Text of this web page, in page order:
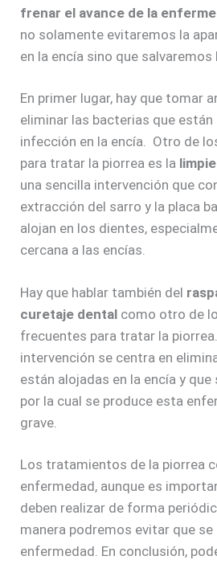
frenar el avance de la
no solamente evitaremos la
en la encía sino que salvaremos
En primer lugar, hay que tomar
eliminar las bacterias que están
infección en la encía. Otro de
para tratar la piorrea es la
una sencilla intervención que
extracción del sarro y la placa
alojan en los dientes,
cercana a las encías.
Hay que hablar también del
curetaje dental como otro de
frecuentes para tratar la
intervención se centra en
están alojadas en la encía y
por la cual se produce esta
grave.
Los tratamientos de la piorrea
enfermedad, aunque es
deben realizar de forma
manera podremos evitar que
enfermedad. En conclusión,